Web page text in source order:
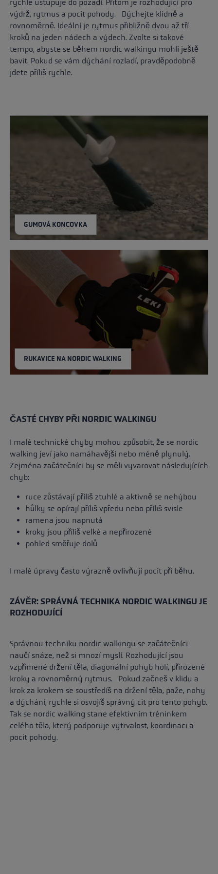
rychle ustupuje do pozadí. Přitom je rozhodující pro
výdrž, rytmus a pocit pohody. Dýchejte klidně a
rovnoměrně. Ideální je rytmus přibližně dvou až tří
kroků na jeden nádech a výdech. Zvolte si takové
tempo, abyste se během nordic walkingu mohli ještě
bavit. Pokud se vám dýchání rozladí, pravděpodobně
jdete příliš rychle.
GUMOVÁ KONCOVKA
RUKAVICE NA NORDIC WALKING
ČASTÉ CHYBY PŘI NORDIC WALKINGU
I malé technické chyby mohou způsobit, že se nordic
walking jeví jako namáhavější nebo méně plynulý.
Zejména začátečníci by se měli vyvarovat následujících
chyb:
ruce zůstávají příliš ztuhlé a aktivně se nehýbou
hůlky se opírají příliš vpředu nebo příliš svisle
ramena jsou napnutá
kroky jsou příliš velké a nepřirozené
pohled směřuje dolů
I malé úpravy často výrazně ovlivňují pocit při běhu.
ZÁVĚR: SPRÁVNÁ TECHNIKA NORDIC WALKINGU JE
ROZHODUJÍCÍ
Správnou techniku nordic walkingu se začátečníci
naučí snáze, než si mnozí myslí. Rozhodující jsou
vzpřímené držení těla, diagonální pohyb holí, přirozené
kroky a rovnoměrný rytmus. Pokud začneš v klidu a
krok za krokem se soustředíš na držení těla, paže, nohy
a dýchání, rychle si osvojíš správný cit pro tento pohyb.
Tak se nordic walking stane efektivním tréninkem
celého těla, který podporuje vytrvalost, koordinaci a
pocit pohody.